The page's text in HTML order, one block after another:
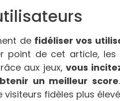
de fidéliser vos
point de cet article,
aux jeux, vous
un meilleur score
fidèles plus